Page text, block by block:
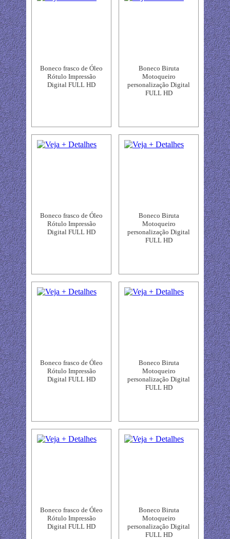
Boneco frasco de Óleo
Rótulo Impressão
Digital FULL HD
Boneco Biruta
Motoqueiro
personalização Digital
FULL HD
Boneco frasco de Óleo
Rótulo Impressão
Digital FULL HD
Boneco Biruta
Motoqueiro
personalização Digital
FULL HD
Boneco frasco de Óleo
Rótulo Impressão
Digital FULL HD
Boneco Biruta
Motoqueiro
personalização Digital
FULL HD
Boneco frasco de Óleo
Rótulo Impressão
Digital FULL HD
Boneco Biruta
Motoqueiro
personalização Digital
FULL HD